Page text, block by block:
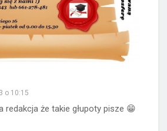
o 10:15
redakcja że takie głupoty pisze 😁